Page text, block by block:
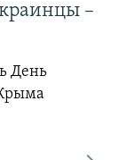
–
День